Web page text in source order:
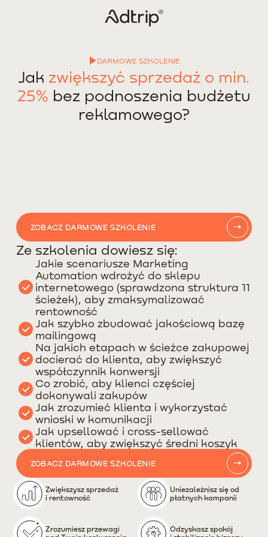
DARMOWE SZKOLENIE
Jak zwiększyć sprzedaż o min.
25% bez podnoszenia budżetu
reklamowego?
ZOBACZ DARMOWE SZKOLENIE
Ze szkolenia dowiesz się:
Jakie scenariusze Marketing
Automation wdrożyć do sklepu
internetowego (sprawdzona struktura 11
ścieżek), aby zmaksymalizować
rentowność
Jak szybko zbudować jakościową bazę
mailingową
Na jakich etapach w ścieżce zakupowej
docierać do klienta, aby zwiększyć
współczynnik konwersji
Co zrobić, aby klienci częściej
dokonywali zakupów
Jak zrozumieć klienta i wykorzystać
wnioski w komunikacji
Jak upsellować i cross-sellować
klientów, aby zwiększyć średni koszyk
ZOBACZ DARMOWE SZKOLENIE
Zwiększysz sprzedaż
i rentowność
Uniezależnisz się od
płatnych kampanii
Zrozumiesz przewagi
Odzyskasz spokój